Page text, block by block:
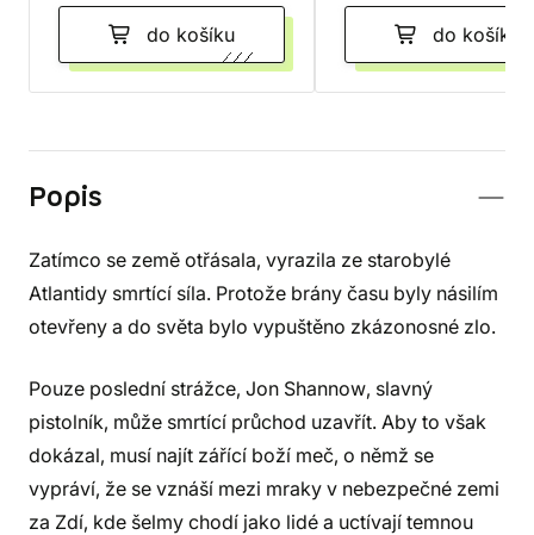
do košíku do košíku
Popis
Zatímco se země otřásala, vyrazila ze starobylé
Atlantidy smrtící síla. Protože brány času byly násilím
otevřeny a do světa bylo vypuštěno zkázonosné zlo.
Pouze poslední strážce, Jon Shannow, slavný
pistolník, může smrtící průchod uzavřít. Aby to však
dokázal, musí najít zářící boží meč, o němž se
vypráví, že se vznáší mezi mraky v nebezpečné zemi
za Zdí, kde šelmy chodí jako lidé a uctívají temnou